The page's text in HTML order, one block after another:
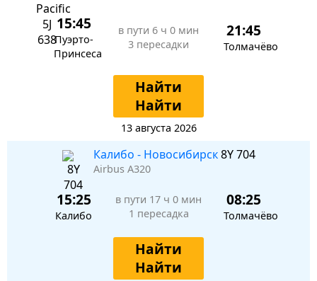
15:45
Пуэрто-
Принсеса
в пути 6 ч 0 мин
3 пересадки
21:45
Толмачёво
Найти
Найти
13 августа 2026
Калибо - Новосибирск8Y 704
Airbus A320
15:25
Калибо
в пути 17 ч 0 мин
1 пересадка
08:25
Толмачёво
Найти
Найти